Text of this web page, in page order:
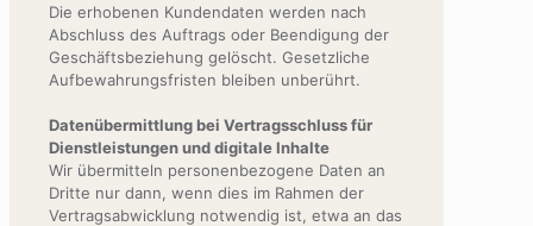
Die erhobenen Kundendaten werden nach
Abschluss des Auftrags oder Beendigung der
Geschäftsbeziehung gelöscht. Gesetzliche
Aufbewahrungsfristen bleiben unberührt.
Datenübermittlung bei Vertragsschluss für
Dienstleistungen und digitale Inhalte
Wir übermitteln personenbezogene Daten an
Dritte nur dann, wenn dies im Rahmen der
Vertragsabwicklung notwendig ist, etwa an das